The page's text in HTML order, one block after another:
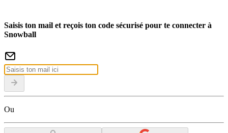
Saisis ton mail et reçois ton code sécurisé pour te connecter à
Snowball
Ou